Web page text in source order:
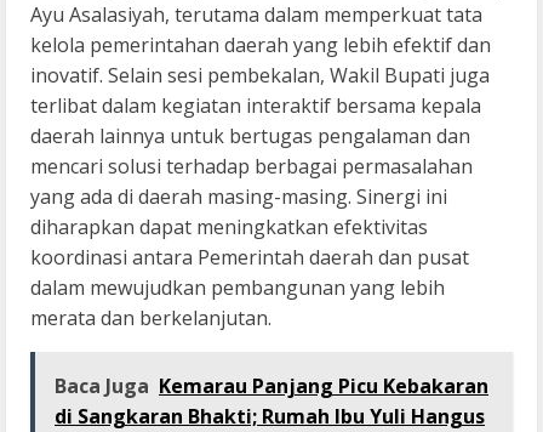
Ayu Asalasiyah, terutama dalam memperkuat tata
kelola pemerintahan daerah yang lebih efektif dan
inovatif. Selain sesi pembekalan, Wakil Bupati juga
terlibat dalam kegiatan interaktif bersama kepala
daerah lainnya untuk bertugas pengalaman dan
mencari solusi terhadap berbagai permasalahan
yang ada di daerah masing-masing. Sinergi ini
diharapkan dapat meningkatkan efektivitas
koordinasi antara Pemerintah daerah dan pusat
dalam mewujudkan pembangunan yang lebih
merata dan berkelanjutan.
Baca Juga Kemarau Panjang Picu Kebakaran
di Sangkaran Bhakti; Rumah Ibu Yuli Hangus